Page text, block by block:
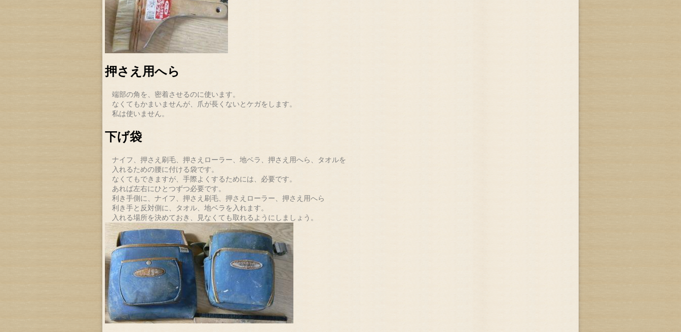
押さえ用へら
端部の角を、密着させるのに使います。
なくてもかまいませんが、爪が長くないとケガをします。
私は使いません。
下げ袋
ナイフ、押さえ刷毛、押さえローラー、地ベラ、押さえ用へら、タオルを
入れるための腰に付ける袋です。
なくてもできますが、手際よくするためには、必要です。
あれば左右にひとつずつ必要です。
利き手側に、ナイフ、押さえ刷毛、押さえローラー、押さえ用へら
利き手と反対側に、タオル、地ベラを入れます。
入れる場所を決めておき、見なくても取れるようにしましょう。